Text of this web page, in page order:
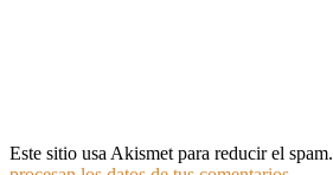
Este sitio usa Akismet para reducir el spam.